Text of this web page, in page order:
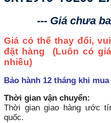
--- Giá chưa
Giá có thể thay đổi,
đặt hàng (Luôn có
nhiều)
Bảo hành 12 tháng khi mua
Thời gian vận chuyển:
Thời gian giao hàng ước
quốc.